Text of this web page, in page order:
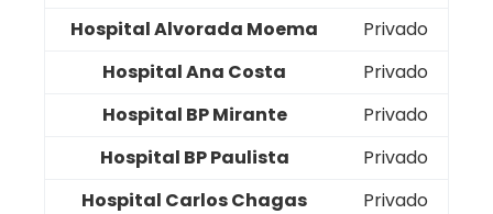
Hospital Alvorada Moema
Privado
Hospital Ana Costa
Privado
Hospital BP Mirante
Privado
Hospital BP Paulista
Privado
Hospital Carlos Chagas
Privado